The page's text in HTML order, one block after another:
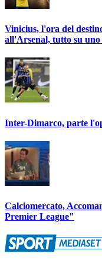
Vinicius, l'ora del
all'Arsenal, tutto su
Inter-Dimarco, parte
Calciomercato,
Premier League"